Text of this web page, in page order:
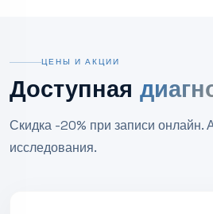
ЦЕНЫ И АКЦИИ
Доступная
Скидка -20% при записи онлайн.
исследования.